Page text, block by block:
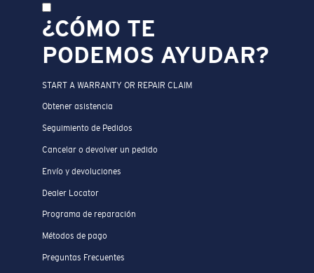
¿CÓMO TE
PODEMOS AYUDAR?
START A WARRANTY OR REPAIR CLAIM
Obtener asistencia
Seguimiento de Pedidos
Cancelar o devolver un pedido
Envío y devoluciones
Dealer Locator
Programa de reparación
Métodos de pago
Preguntas Frecuentes